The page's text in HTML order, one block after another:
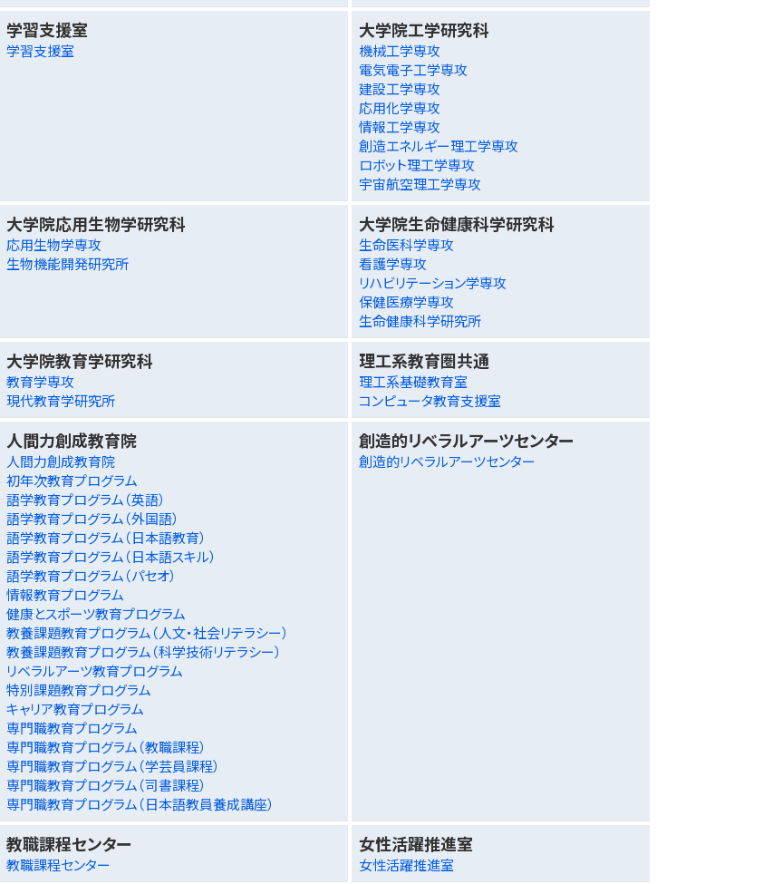
学習支援室
学習支援室
大学院工学研究科
機械工学専攻
電気電子工学専攻
建設工学専攻
応用化学専攻
情報工学専攻
創造エネルギー理工学専攻
ロボット理工学専攻
宇宙航空理工学専攻
大学院応用生物学研究科
応用生物学専攻
生物機能開発研究所
大学院生命健康科学研究科
生命医科学専攻
看護学専攻
リハビリテーション学専攻
保健医療学専攻
生命健康科学研究所
大学院教育学研究科
教育学専攻
現代教育学研究所
理工系教育圏共通
理工系基礎教育室
コンピュータ教育支援室
人間力創成教育院
人間力創成教育院
初年次教育プログラム
語学教育プログラム（英語）
語学教育プログラム（外国語）
語学教育プログラム（日本語教育）
語学教育プログラム（日本語スキル）
語学教育プログラム（パセオ）
情報教育プログラム
健康とスポーツ教育プログラム
教養課題教育プログラム（人文・社会リテラシー）
教養課題教育プログラム（科学技術リテラシー）
リベラルアーツ教育プログラム
特別課題教育プログラム
キャリア教育プログラム
専門職教育プログラム
専門職教育プログラム（教職課程）
専門職教育プログラム（学芸員課程）
専門職教育プログラム（司書課程）
専門職教育プログラム（日本語教員養成講座）
創造的リベラルアーツセンター
創造的リベラルアーツセンター
教職課程センター
教職課程センター
女性活躍推進室
女性活躍推進室